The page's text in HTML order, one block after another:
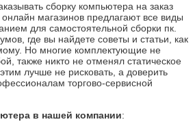
сборку компьютера на заказ
онлайн магазинов предлагают все виды
для самостоятельной сборки пк.
где вы найдете советы и статьи, как
Но многие комплектующие не
также никто не отменял статическое
лучше не рисковать, а доверить
торгово-сервисной
в нашей компании: